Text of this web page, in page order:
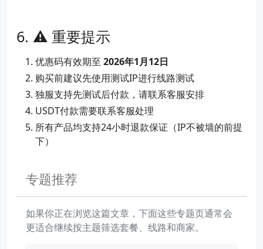
⚠️ 重要提示
优惠码有效期至 2026年1月12日
购买前建议先使用测试IP进行线路测试
独服支持先测试后付款，请联系客服安排
USDT付款需要联系客服处理
所有产品均支持24小时退款保证（IP不被墙的前提
下）
专题推荐
如果你正在浏览这篇文章，下面这些专题页通常会
更适合继续按主题筛选套餐、线路和商家。